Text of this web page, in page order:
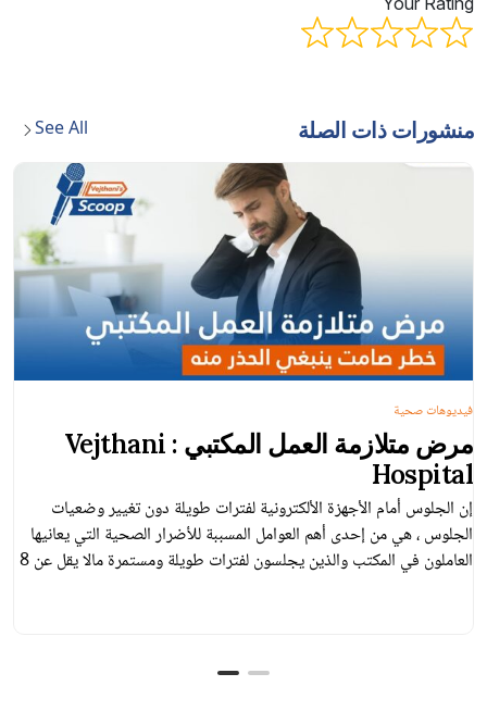
منشورات ذات الصلة See All
مرض متلازمة العمل المكتبي : Vejthani
Hospital
إن الجلوس أمام الأجهزة الألكترونية لفترات طويلة دون تغيير وضعيات
الجلوس ، هي من إحدى أهم العوامل المسببة للأضرار الصحية التي يعانيها
العاملون في المكتب والذين يجلسون لفترات طويلة ومستمرة مالا يقل عن 8
فيديوهات صحية